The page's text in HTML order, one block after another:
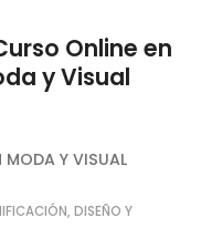
Online en
y Visual
MODA Y VISUAL
DISEÑO Y